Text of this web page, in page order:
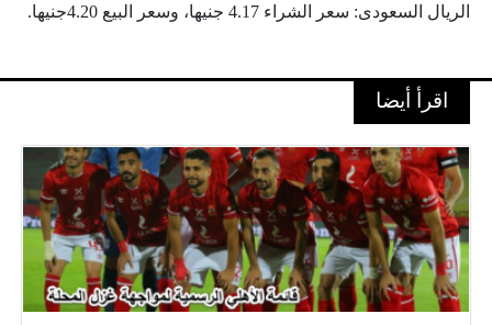
الريال السعودى: سعر الشراء 4.17 جنيها، وسعر البيع 4.20جنيها.
اقرأ أيضا